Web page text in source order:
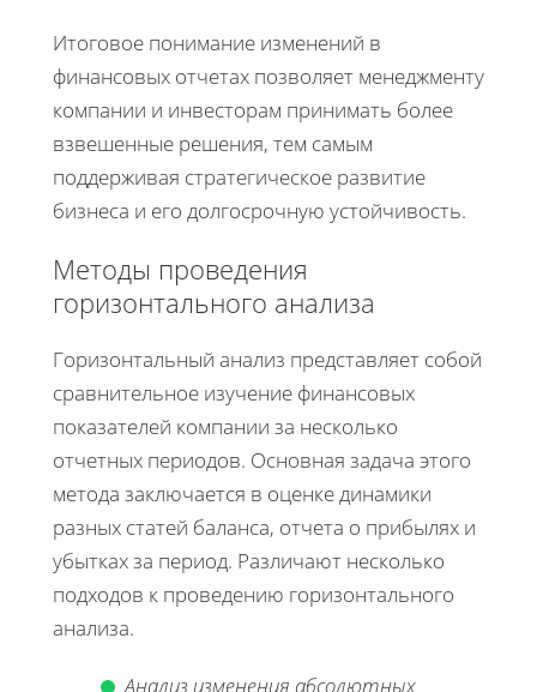
Итоговое понимание изменений в
финансовых отчетах позволяет менеджменту
компании и инвесторам принимать более
взвешенные решения, тем самым
поддерживая стратегическое развитие
бизнеса и его долгосрочную устойчивость.
Методы проведения
горизонтального анализа
Горизонтальный анализ представляет собой
сравнительное изучение финансовых
показателей компании за несколько
отчетных периодов. Основная задача этого
метода заключается в оценке динамики
разных статей баланса, отчета о прибылях и
убытках за период. Различают несколько
подходов к проведению горизонтального
анализа.
Анализ изменения абсолютных